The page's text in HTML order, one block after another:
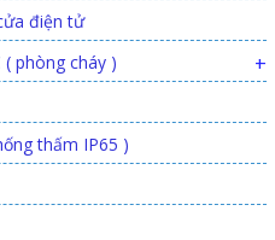
điện tử
phòng cháy )
+
thấm IP65 )